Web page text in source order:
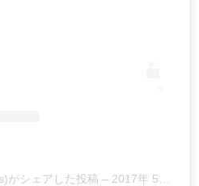
がシェアした投稿 – 2017年 5月月9日午前2時54分PDT